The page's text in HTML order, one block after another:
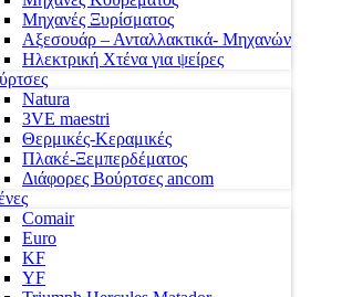
Μηχανές Ξυρίσματος
Αξεσουάρ – Ανταλλακτικά- Μηχανών
Ηλεκτρική Χτένα για ψείρες
Natura
3VE maestri
Θερμικές-Κεραμικές
Πλακέ-Ξεμπερδέματος
Διάφορες Βούρτσες ancom
Comair
Euro
KF
YF